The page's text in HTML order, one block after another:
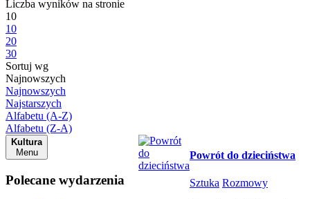
Liczba wyników na stronie
10
10
20
30
Sortuj wg
Najnowszych
Najnowszych
Najstarszych
Alfabetu (A-Z)
Alfabetu (Z-A)
Kultura
Menu
Polecane wydarzenia
Powrót do dzieciństwa
Sztuka Rozmowy